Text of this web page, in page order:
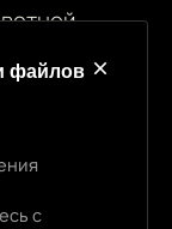
файлов
с